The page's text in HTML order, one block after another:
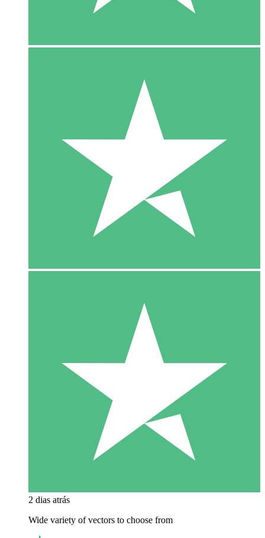
2 dias atrás
Wide variety of vectors to choose from